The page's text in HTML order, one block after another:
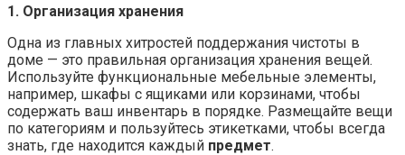
1. Организация хранения
Одна из главных хитростей поддержания чистоты в
доме — это правильная организация хранения вещей.
Используйте функциональные мебельные элементы,
например, шкафы с ящиками или корзинами, чтобы
содержать ваш инвентарь в порядке. Размещайте вещи
по категориям и пользуйтесь этикетками, чтобы всегда
знать, где находится каждый предмет.